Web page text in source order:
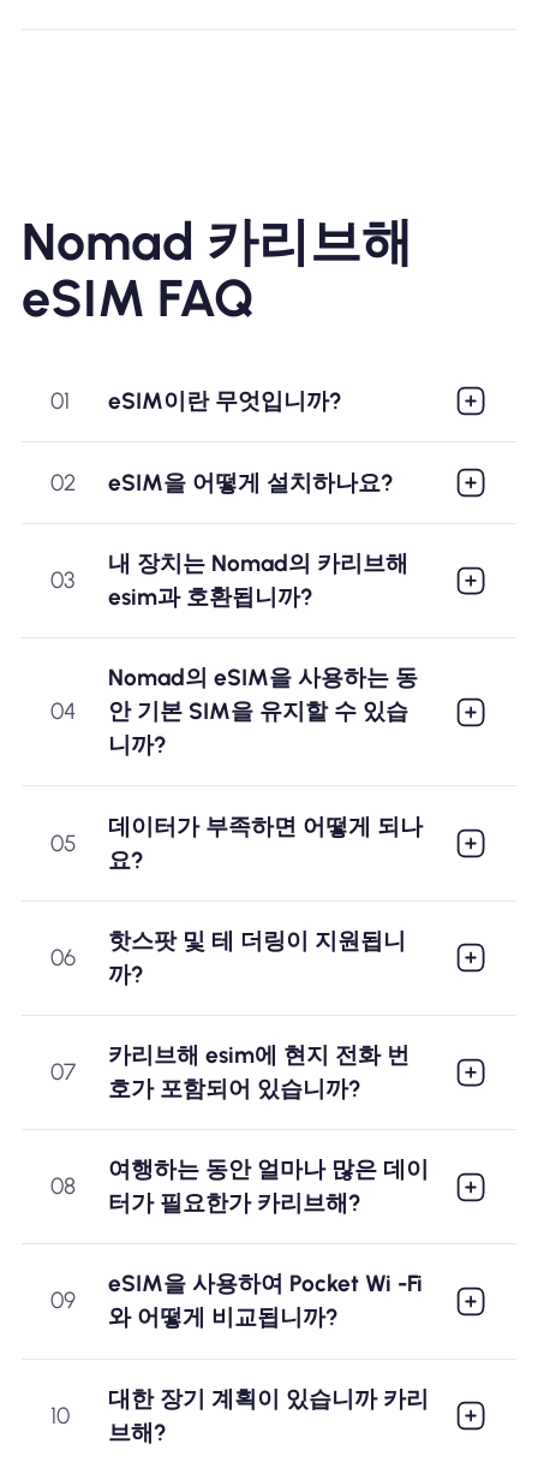
Nomad 카리브해
eSIM FAQ
01 eSIM이란 무엇입니까?
02 eSIM을 어떻게 설치하나요?
03
내 장치는 Nomad의 카리브해
esim과 호환됩니까?
04
Nomad의 eSIM을 사용하는 동
안 기본 SIM을 유지할 수 있습
니까?
05
데이터가 부족하면 어떻게 되나
요?
06
핫스팟 및 테 더링이 지원됩니
까?
07
카리브해 esim에 현지 전화 번
호가 포함되어 있습니까?
08
여행하는 동안 얼마나 많은 데이
터가 필요한가 카리브해?
09
eSIM을 사용하여 Pocket Wi -Fi
와 어떻게 비교됩니까?
10
대한 장기 계획이 있습니까 카리
브해?